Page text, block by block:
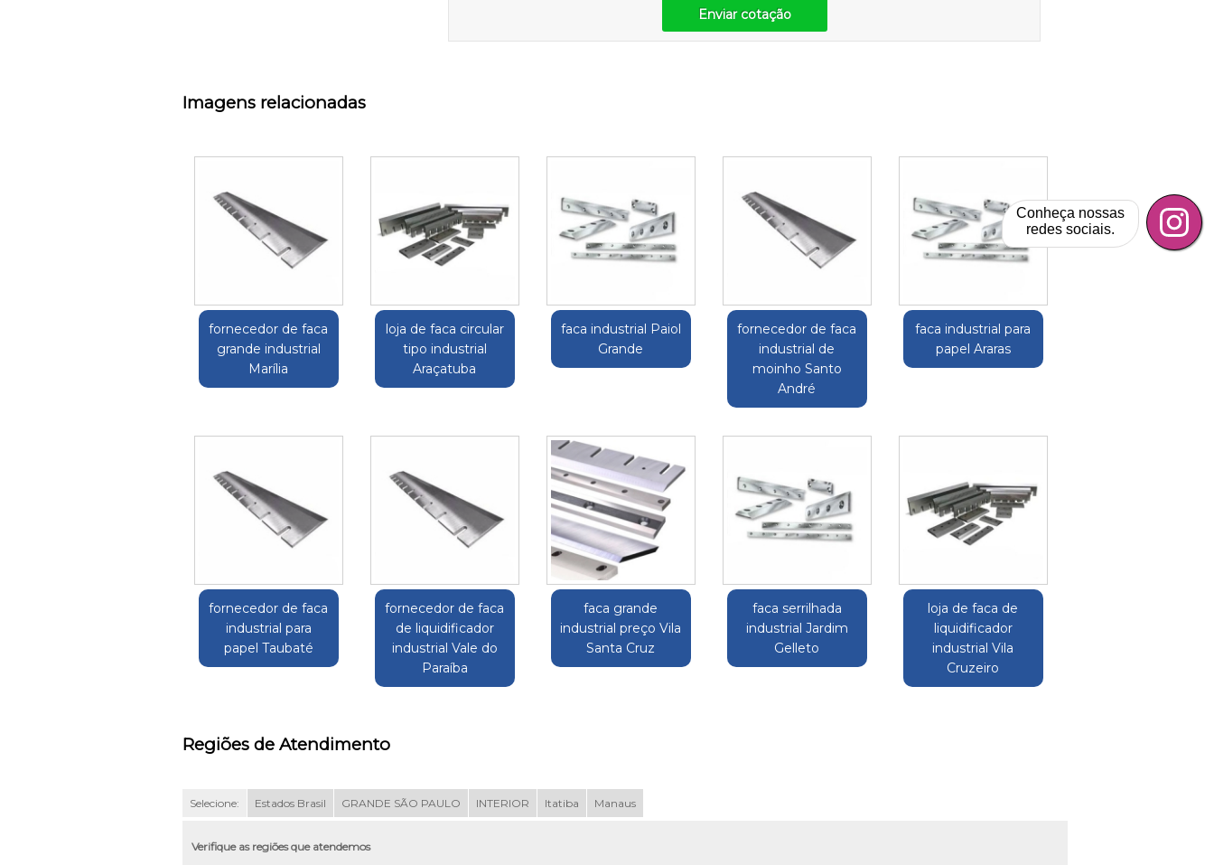
Enviar cotação
Imagens relacionadas
fornecedor de faca
grande industrial
Marília
loja de faca circular
tipo industrial
Araçatuba
faca industrial Paiol
Grande
fornecedor de faca
industrial de
moinho Santo
André
faca industrial para
papel Araras
fornecedor de faca
industrial para
papel Taubaté
fornecedor de faca
de liquidificador
industrial Vale do
Paraíba
faca grande
industrial preço Vila
Santa Cruz
faca serrilhada
industrial Jardim
Gelleto
loja de faca de
liquidificador
industrial Vila
Cruzeiro
Regiões de Atendimento
Selecione: Estados Brasil GRANDE SÃO PAULO INTERIOR Itatiba Manaus
Verifique as regiões que atendemos
Conheça nossas
redes sociais.